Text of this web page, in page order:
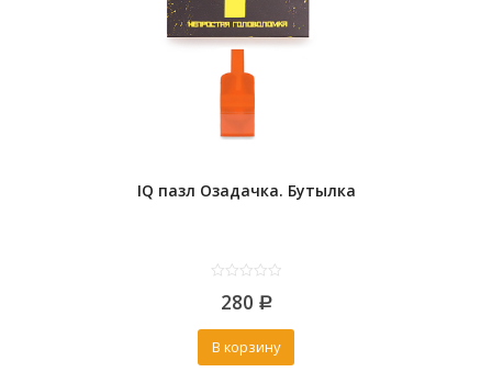
IQ пазл Озадачка. Бутылка
out
5
280 Р
В корзину